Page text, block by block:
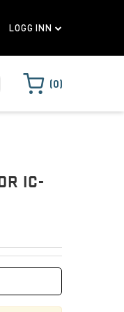
LOGG INN
0
IC-